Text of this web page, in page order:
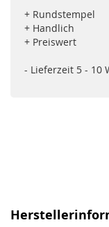
+ Rundstempel
+ Handlich
+ Preiswert
- Lieferzeit 5 - 10